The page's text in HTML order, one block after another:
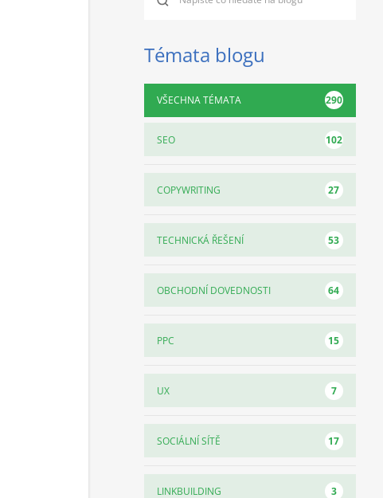
Témata blogu
VŠECHNA TÉMATA 290
SEO 102
COPYWRITING 27
TECHNICKÁ ŘEŠENÍ 53
OBCHODNÍ DOVEDNOSTI 64
PPC 15
UX 7
SOCIÁLNÍ SÍTĚ 17
LINKBUILDING 3